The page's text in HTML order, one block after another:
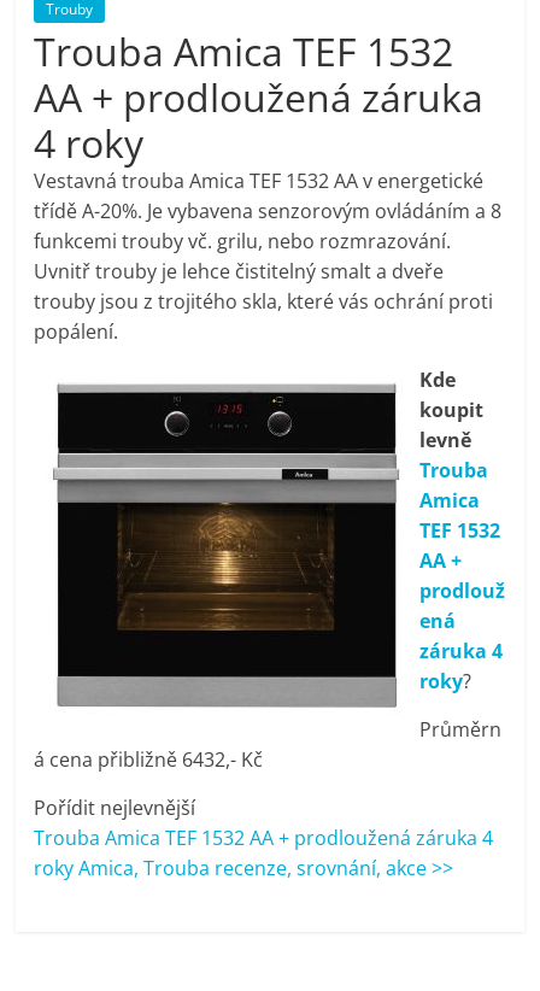
porovnání,
pračky,
televize,
notebooky,
mobilní
telefony,
kávovary,
bazény
Elektro
pračky,
notebooky,
mobilní
telefony,
Trouby
Trouba Amica TEF 1532
AA + prodloužená záruka
4 roky
Vestavná trouba Amica TEF 1532 AA v energetické
třídě A-20%. Je vybavena senzorovým ovládáním a 8
funkcemi trouby vč. grilu, nebo rozmrazování.
Uvnitř trouby je lehce čistitelný smalt a dveře
trouby jsou z trojitého skla, které vás ochrání proti
popálení.
Kde
koupit
levně
Trouba
Amica
TEF 1532
AA +
prodlouž
ená
záruka 4
roky?
Průměrn
á cena přibližně 6432,- Kč
Pořídit nejlevnější
Trouba Amica TEF 1532 AA + prodloužená záruka 4
roky Amica, Trouba recenze, srovnání, akce >>